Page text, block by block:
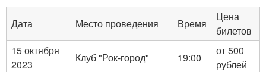
Дата Место проведения Время
Цена
билетов
15 октября
2023
Клуб "Рок-город" 19:00
от 500
рублей